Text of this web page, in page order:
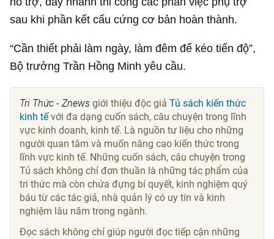
sau khi phần kết cấu cứng cơ bản hoàn thành.
“Cần thiết phải làm ngày, làm đêm để kéo tiến độ”,
Bộ trưởng Trần Hồng Minh yêu cầu.
Tri Thức - Znews giới thiệu độc giảTủ sách kiến thức
kinh tếvới đa dạng cuốn sách, câu chuyện trong lĩnh
vực kinh doanh, kinh tế. Là nguồn tư liệu cho những
người quan tâm và muốn nâng cao kiến thức trong
lĩnh vực kinh tế. Những cuốn sách, câu chuyện trong
Tủ sách không chỉ đơn thuần là những tác phẩm của
tri thức mà còn chứa đựng bí quyết, kinh nghiệm quý
báu từ các tác giả, nhà quản lý có uy tín và kinh
nghiệm lâu năm trong ngành.
Đọc sách không chỉ giúp người đọc tiếp cận những